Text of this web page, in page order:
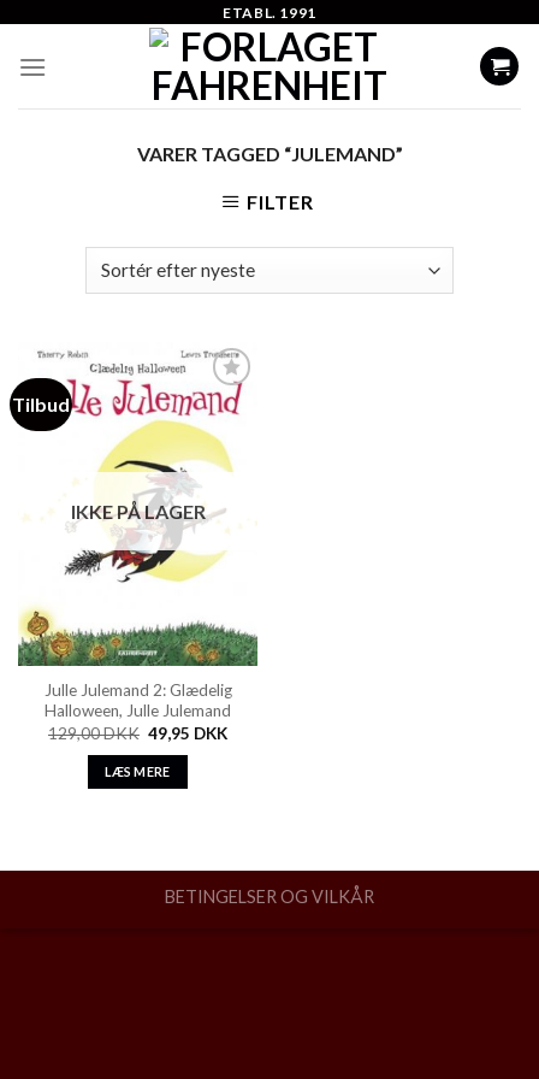
content
ETABL. 1991
VARER TAGGED “JULEMAND”
FILTER
Tilbud
Add to
Wishlist
IKKE PÅ LAGER
Julle Julemand 2: Glædelig
Halloween, Julle Julemand
129,00DKK 49,95 DKK
LÆS MERE
BETINGELSER OG VILKÅR